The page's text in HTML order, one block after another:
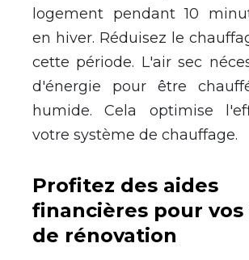
logement pendant 10
en hiver. Réduisez le
cette période. L'air sec né
d'énergie pour être chauff
humide. Cela optimise
votre système de chauffage.
Profitez des aides
financières pour
de rénovation